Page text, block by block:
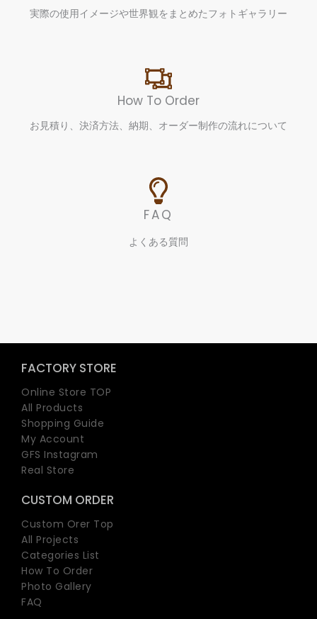
実際の使用イメージや世界観をまとめたフォトギャラリー
How To Order
お見積り、決済方法、納期、オーダー制作の流れについて
FAQ
よくある質問
FACTORY STORE
Online Store TOP
All Products
Shopping Guide
My Account
GFS Instagram
Real Store
CUSTOM ORDER
Custom Orer Top
All Projects
Categories List
How To Order
Photo Gallery
FAQ